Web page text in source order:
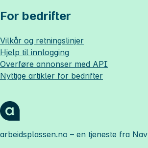
For bedrifter
Vilkår og retningslinjer
Hjelp til innlogging
Overføre annonser med API
Nyttige artikler for bedrifter
arbeidsplassen.no – en tjeneste fra Nav